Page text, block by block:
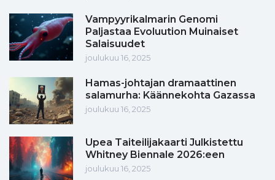
Vampyyrikalmarin Genomi
Paljastaa Evoluution Muinaiset
Salaisuudet
joulukuu 16, 2025
Hamas-johtajan dramaattinen
salamurha: Käännekohta Gazassa
joulukuu 16, 2025
Upea Taiteilijakaarti Julkistettu
Whitney Biennale 2026:een
joulukuu 16, 2025